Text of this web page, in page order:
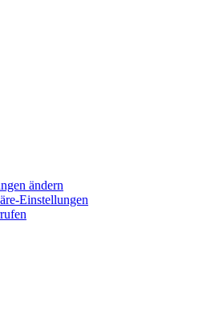
ändern
Einstellungen